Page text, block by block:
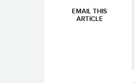
EMAIL THIS
ARTICLE